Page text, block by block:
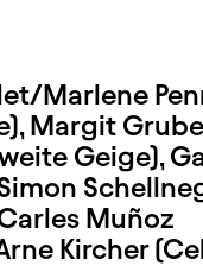
Marlene
Margit
Geige),
Muñoz
Kircher